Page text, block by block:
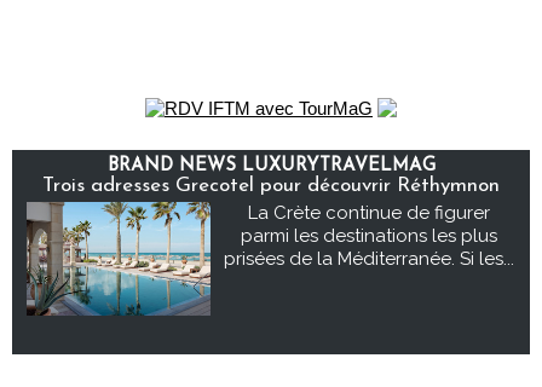
BRAND NEWS LUXURYTRAVELMAG
Trois adresses Grecotel pour découvrir Réthymnon
La Crète continue de figurer
parmi les destinations les plus
prisées de la Méditerranée. Si les...